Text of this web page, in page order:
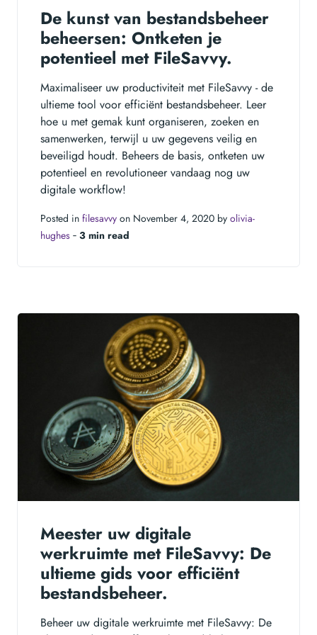
De kunst van bestandsbeheer
beheersen: Ontketen je
potentieel met FileSavvy.
Maximaliseer uw productiviteit met FileSavvy - de
ultieme tool voor efficiënt bestandsbeheer. Leer
hoe u met gemak kunt organiseren, zoeken en
samenwerken, terwijl u uw gegevens veilig en
beveiligd houdt. Beheers de basis, ontketen uw
potentieel en revolutioneer vandaag nog uw
digitale workflow!
Posted in filesavvy on November 4, 2020 by olivia-
hughes ‐ 3 min read
Meester uw digitale
werkruimte met FileSavvy: De
ultieme gids voor efficiënt
bestandsbeheer.
Beheer uw digitale werkruimte met FileSavvy: De